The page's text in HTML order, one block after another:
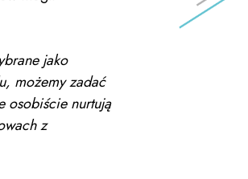
jako
możemy zadać
osobiście nurtują
z